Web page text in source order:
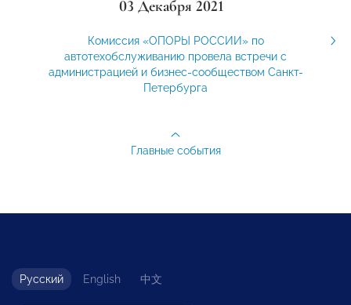
03 Декабря 2021
Комиссия «ОПОРЫ РОССИИ» по
автотехобслуживанию провела встречи с
администрацией и бизнес-сообществом Санкт-
Петербурга
Главные события
Русский English 中文